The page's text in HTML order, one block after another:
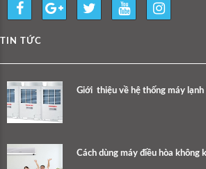
TIN TỨC
Giới thiệu về hệ thống máy
Cách dùng máy điều hòa không